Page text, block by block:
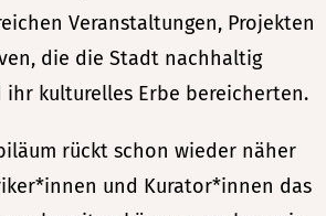
Veranstaltungen, Projekten
die die Stadt nachhaltig
kulturelles Erbe bereicherten.
rückt schon wieder näher
und Kurator*innen das